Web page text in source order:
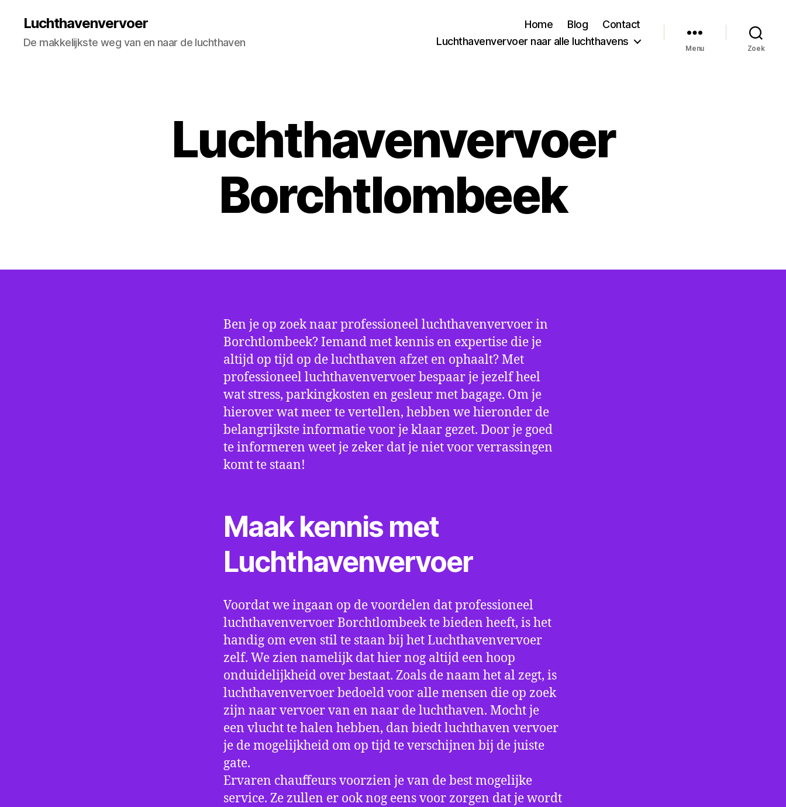
Luchthavenvervoer
De makkelijkste weg van en naar de luchthaven
Home Blog
Contact
Luchthavenvervoer naar alle luchthavens
Menu Zoek
Luchthavenvervoer
Borchtlombeek
Ben je op zoek naar professioneel luchthavenvervoer in
Borchtlombeek? Iemand met kennis en expertise die je
altijd op tijd op de luchthaven afzet en ophaalt? Met
professioneel luchthavenvervoer bespaar je jezelf heel
wat stress, parkingkosten en gesleur met bagage. Om je
hierover wat meer te vertellen, hebben we hieronder de
belangrijkste informatie voor je klaar gezet. Door je goed
te informeren weet je zeker dat je niet voor verrassingen
komt te staan!
Maak kennis met
Luchthavenvervoer
Voordat we ingaan op de voordelen dat professioneel
luchthavenvervoer Borchtlombeek te bieden heeft, is het
handig om even stil te staan bij het Luchthavenvervoer
zelf. We zien namelijk dat hier nog altijd een hoop
onduidelijkheid over bestaat. Zoals de naam het al zegt, is
luchthavenvervoer bedoeld voor alle mensen die op zoek
zijn naar vervoer van en naar de luchthaven. Mocht je
een vlucht te halen hebben, dan biedt luchthaven vervoer
je de mogelijkheid om op tijd te verschijnen bij de juiste
gate.
Ervaren chauffeurs voorzien je van de best mogelijke
service. Ze zullen er ook nog eens voor zorgen dat je wordt